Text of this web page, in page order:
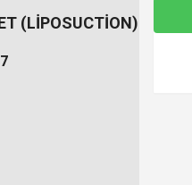
(LİPOSUCTİON)